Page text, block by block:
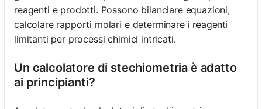
reagenti e prodotti. Possono bilanciare equazioni,
calcolare rapporti molari e determinare i reagenti
limitanti per processi chimici intricati.
Un calcolatore di stechiometria è adatto
ai principianti?